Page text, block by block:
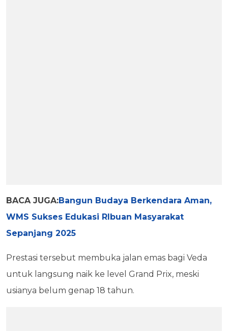
BACA JUGA:Bangun Budaya Berkendara Aman,
WMS Sukses Edukasi RIbuan Masyarakat
Sepanjang 2025
Prestasi tersebut membuka jalan emas bagi Veda
untuk langsung naik ke level Grand Prix, meski
usianya belum genap 18 tahun.